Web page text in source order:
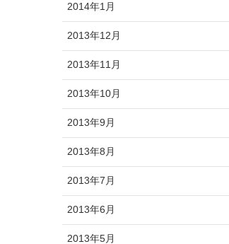
2014年1月
2013年12月
2013年11月
2013年10月
2013年9月
2013年8月
2013年7月
2013年6月
2013年5月